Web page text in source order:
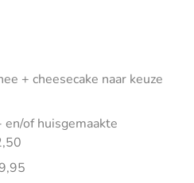
+ cheesecake naar keuze
en/of huisgemaakte